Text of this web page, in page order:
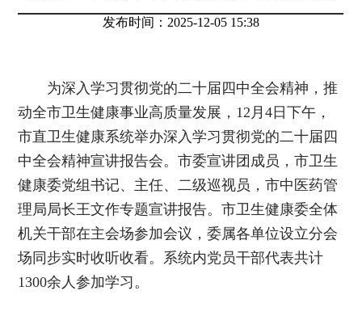
发布时间：2025-12-05 15:38
为深入学习贯彻党的二十届四中全会精神，推
动全市卫生健康事业高质量发展，12月4日下午，
市直卫生健康系统举办深入学习贯彻党的二十届四
中全会精神宣讲报告会。市委宣讲团成员，市卫生
健康委党组书记、主任、二级巡视员，市中医药管
理局局长王文作专题宣讲报告。市卫生健康委全体
机关干部在主会场参加会议，委属各单位设立分会
场同步实时收听收看。系统内党员干部代表共计
1300余人参加学习。